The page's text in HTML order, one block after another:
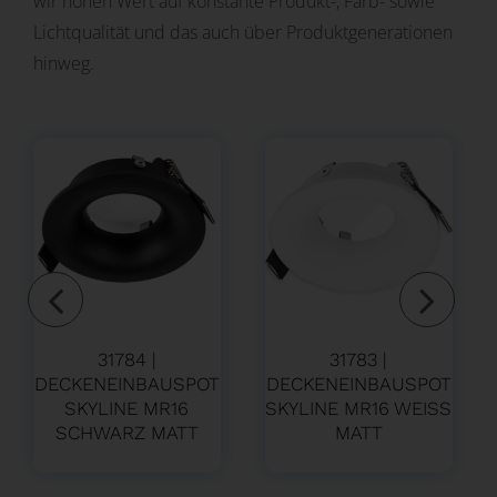
Lichtqualität und das auch über Produktgenerationen
hinweg.
31784 |
DECKENEINBAUSPOT
SKYLINE MR16
SCHWARZ MATT
31783 |
DECKENEINBAUSPOT
SKYLINE MR16 WEISS M
ATT